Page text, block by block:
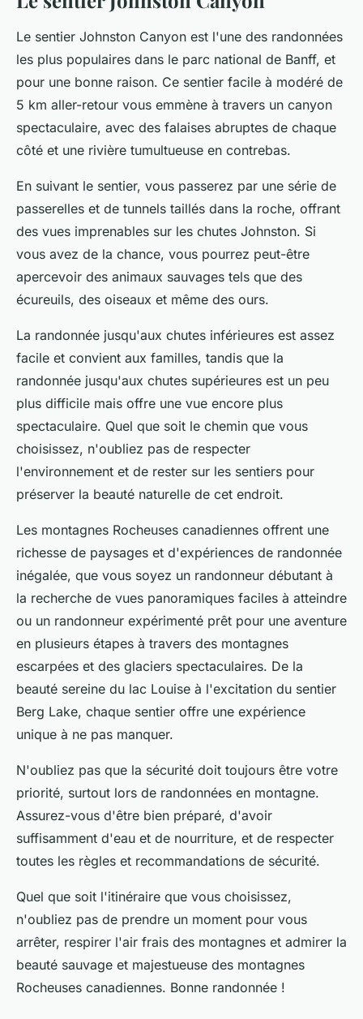
Le sentier Johnston Canyon est l'une des randonnées
les plus populaires dans le parc national de Banff, et
pour une bonne raison. Ce sentier facile à modéré de
5 km aller-retour vous emmène à travers un canyon
spectaculaire, avec des falaises abruptes de chaque
côté et une rivière tumultueuse en contrebas.
En suivant le sentier, vous passerez par une série de
passerelles et de tunnels taillés dans la roche, offrant
des vues imprenables sur les chutes Johnston. Si
vous avez de la chance, vous pourrez peut-être
apercevoir des animaux sauvages tels que des
écureuils, des oiseaux et même des ours.
La randonnée jusqu'aux chutes inférieures est assez
facile et convient aux familles, tandis que la
randonnée jusqu'aux chutes supérieures est un peu
plus difficile mais offre une vue encore plus
spectaculaire. Quel que soit le chemin que vous
choisissez, n'oubliez pas de respecter
l'environnement et de rester sur les sentiers pour
préserver la beauté naturelle de cet endroit.
Les montagnes Rocheuses canadiennes offrent une
richesse de paysages et d'expériences de randonnée
inégalée, que vous soyez un randonneur débutant à
la recherche de vues panoramiques faciles à atteindre
ou un randonneur expérimenté prêt pour une aventure
en plusieurs étapes à travers des montagnes
escarpées et des glaciers spectaculaires. De la
beauté sereine du lac Louise à l'excitation du sentier
Berg Lake, chaque sentier offre une expérience
unique à ne pas manquer.
N'oubliez pas que la sécurité doit toujours être votre
priorité, surtout lors de randonnées en montagne.
Assurez-vous d'être bien préparé, d'avoir
suffisamment d'eau et de nourriture, et de respecter
toutes les règles et recommandations de sécurité.
Quel que soit l'itinéraire que vous choisissez,
n'oubliez pas de prendre un moment pour vous
arrêter, respirer l'air frais des montagnes et admirer la
beauté sauvage et majestueuse des montagnes
Rocheuses canadiennes. Bonne randonnée !